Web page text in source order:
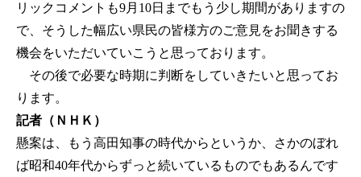
リックコメントも9月10日までもう少し期間がありますの
で、そうした幅広い県民の皆様方のご意見をお聞きする
機会をいただいていこうと思っております。
その後で必要な時期に判断をしていきたいと思ってお
ります。
記者（ＮＨＫ）
懸案は、もう高田知事の時代からというか、さかのぼれ
ば昭和40年代からずっと続いているものでもあるんです